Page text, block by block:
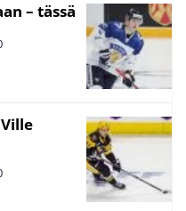
– tässä